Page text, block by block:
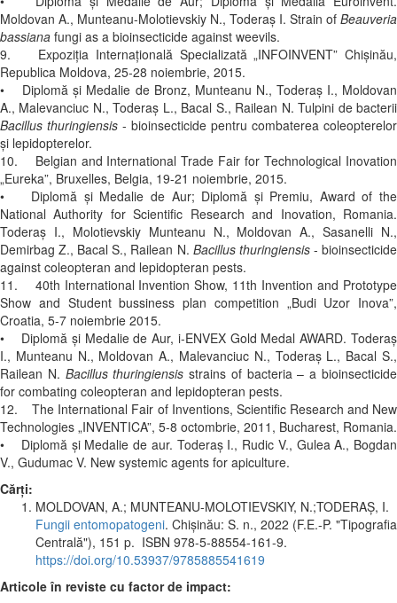
Moldovan A., Munteanu-Molotievskiy N., Toderaş I. Strain of Beauveria
bassiana fungi as a bioinsecticide against weevils.
9. Expoziția Internațională Specializată „INFOINVENT” Chișinău,
Republica Moldova, 25-28 noiembrie, 2015.
• Diplomă și Medalie de Bronz, Munteanu N., Toderaș I., Moldovan
A., Malevanciuc N., Toderaș L., Bacal S., Railean N. Tulpini de bacterii
Bacillus thuringiensis - bioinsecticide pentru combaterea coleopterelor
și lepidopterelor.
10. Belgian and International Trade Fair for Technological Inovation
„Eureka”, Bruxelles, Belgia, 19-21 noiembrie, 2015.
• Diplomă și Medalie de Aur; Diplomă și Premiu, Award of the
National Authority for Scientific Research and Inovation, Romania.
Toderaș I., Molotievskiy Munteanu N., Moldovan A., Sasanelli N.,
Demirbag Z., Bacal S., Railean N. Bacillus thuringiensis- bioinsecticide
against coleopteran and lepidopteran pests.
11. 40th International Invention Show, 11th Invention and Prototype
Show and Student bussiness plan competition „Budi Uzor Inova”,
Croatia, 5-7 noiembrie 2015.
• Diplomă și Medalie de Aur, i-ENVEX Gold Medal AWARD. Toderaș
I., Munteanu N., Moldovan A., Malevanciuc N., Toderaș L., Bacal S.,
Railean N. Bacillus thuringiensis strains of bacteria – a bioinsecticide
for combating coleopteran and lepidopteran pests.
12. The International Fair of Inventions, Scientific Research and New
Technologies „INVENTICA”, 5-8 octombrie, 2011, Bucharest, Romania.
• Diplomă şi Medalie de aur. Toderaş I., Rudic V., Gulea A., Bogdan
V., Gudumac V. New systemic agents for apiculture.
Cărți:
MOLDOVAN, A.; MUNTEANU-MOLOTIEVSKIY, N.;TODERAȘ, I.
Fungii entomopatogeni. Chişinău: S. n., 2022 (F.E.-P. "Tipografia
Centrală"), 151 p. ISBN 978-5-88554-161-9.
https://doi.org/10.53937/9785885541619
Articole în reviste cu factor de impact: